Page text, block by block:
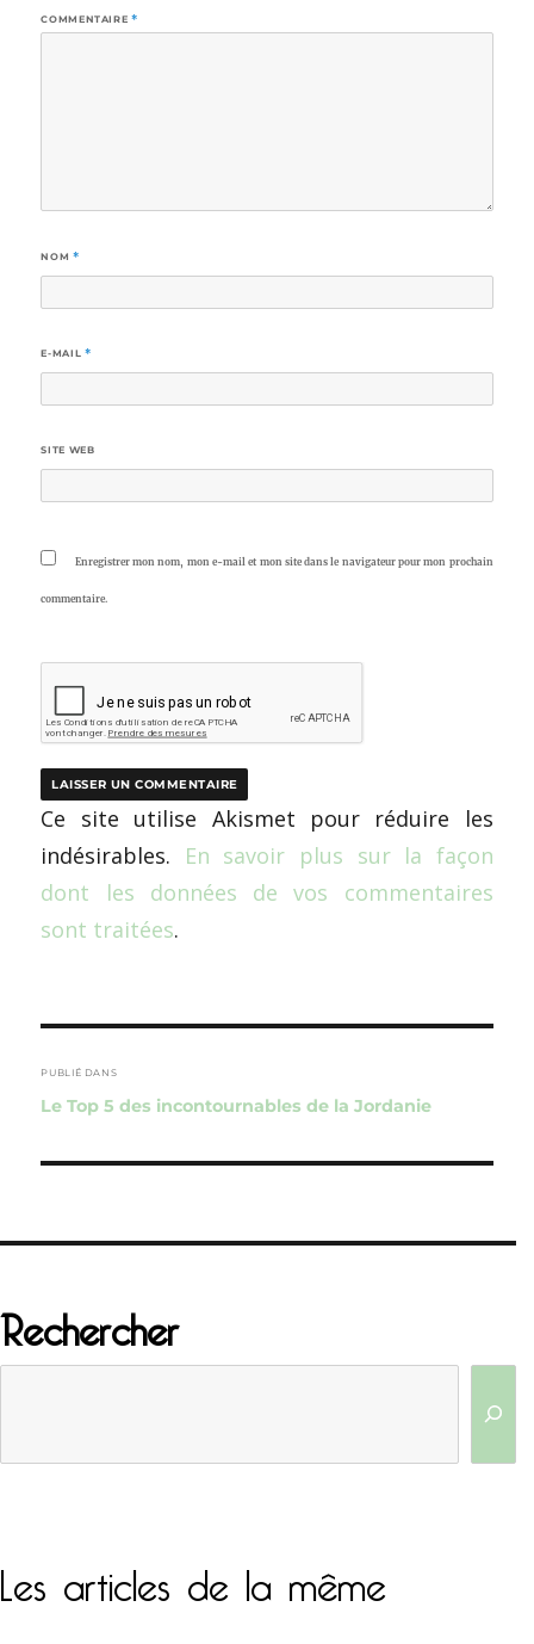
COMMENTAIRE *
NOM *
E-MAIL *
SITE WEB
Enregistrer mon nom, mon e-mail et mon site dans le navigateur pour mon prochain
commentaire.
Ce site utilise Akismet pour réduire les
indésirables. En savoir plus sur la façon
dont les données de vos commentaires
sont traitées.
de
l’article
PUBLIÉ DANS
Le Top 5 des incontournables de la Jordanie
Rechercher
Les articles de la même